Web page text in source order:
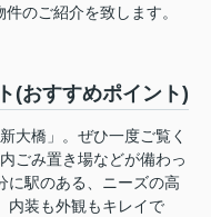
のご紹介を致します。
(おすすめポイント)
大橋」。ぜひ一度ご覧く
ごみ置き場などが備わっ
に駅のある、ニーズの高
内装も外観もキレイで